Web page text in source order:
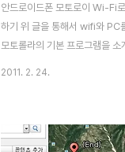
안드로이드폰 모토로이 Wi-Fi
하기 위 글을 통해서 wifi와 PC
모토롤라의 기본 프로그램을 소
입니다. 뭐 usb 케이블로 연결
2011. 2. 24.